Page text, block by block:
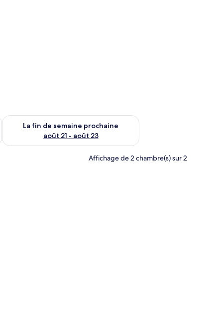
août 14 - août 16
La fin de semaine prochaine
août 21 - août 23
Vérifier la disponibilité pour la fin de semaine prochaine août
Affichage de 2 chambre(s) sur 2
avec une grande fenêtre.
grande fenêtre donnant sur une piscine et un téléviseur fixé au mur.